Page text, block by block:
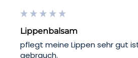
Lippenbalsam
pflegt meine Lippen sehr gut
gebrauch.